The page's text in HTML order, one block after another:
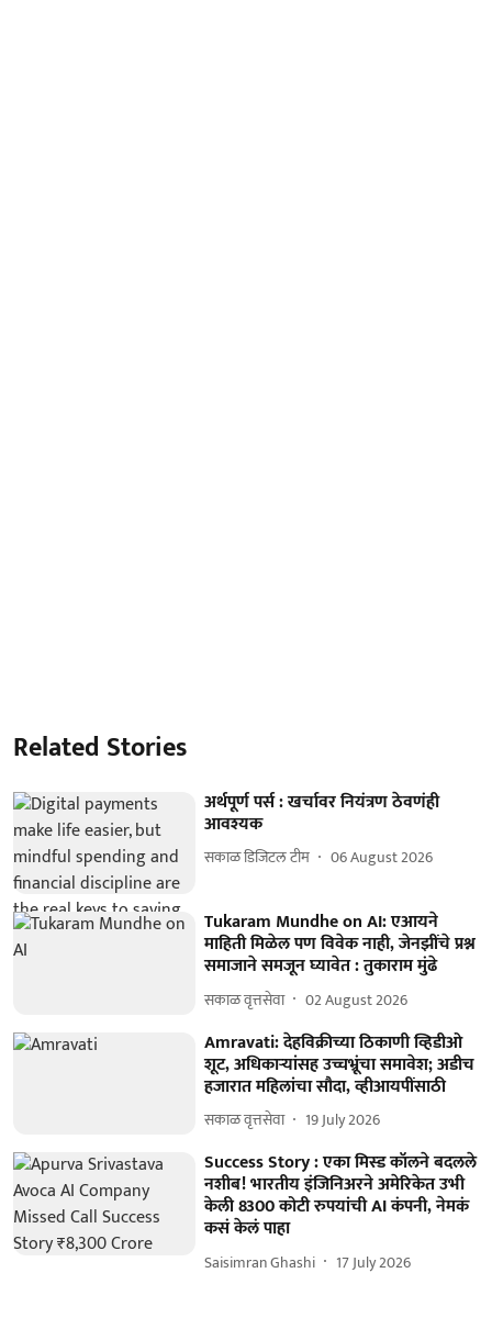
Related Stories
अर्थपूर्ण पर्स : खर्चावर नियंत्रण ठेवणंही
आवश्यक
सकाळ डिजिटल टीम 06 August 2026
Tukaram Mundhe on AI: एआयने
माहिती मिळेल पण विवेक नाही, जेनझींचे प्रश्न
समाजाने समजून घ्यावेत : तुकाराम मुंढे
सकाळ वृत्तसेवा 02 August 2026
Amravati: देहविक्रीच्या ठिकाणी व्हिडीओ
शूट, अधिकाऱ्यांसह उच्चभ्रूंचा समावेश; अडीच
हजारात महिलांचा सौदा, व्हीआयपींसाठी
सकाळ वृत्तसेवा 19 July 2026
Success Story : एका मिस्ड कॉलने बदलले
नशीब! भारतीय इंजिनिअरने अमेरिकेत उभी
केली 8300 कोटी रुपयांची AI कंपनी, नेमकं
कसं केलं पाहा
Saisimran Ghashi 17 July 2026